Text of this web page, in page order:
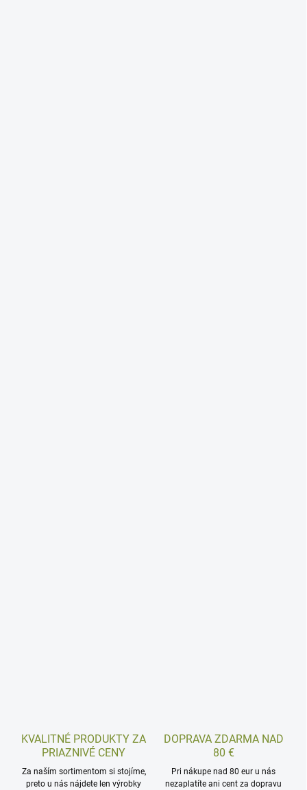
KVALITNÉ PRODUKTY ZA
PRIAZNIVÉ CENY
Za naším sortimentom si stojíme,
preto u nás nájdete len výrobky
DOPRAVA ZDARMA NAD
80 €
Pri nákupe nad 80 eur u nás
nezaplatíte ani cent za dopravu